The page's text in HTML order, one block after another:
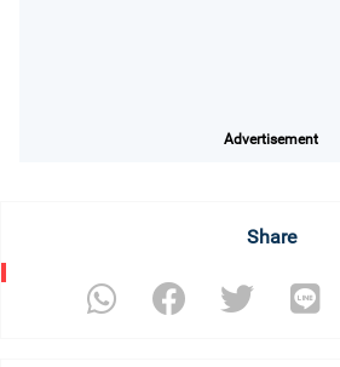
Advertisement
Share